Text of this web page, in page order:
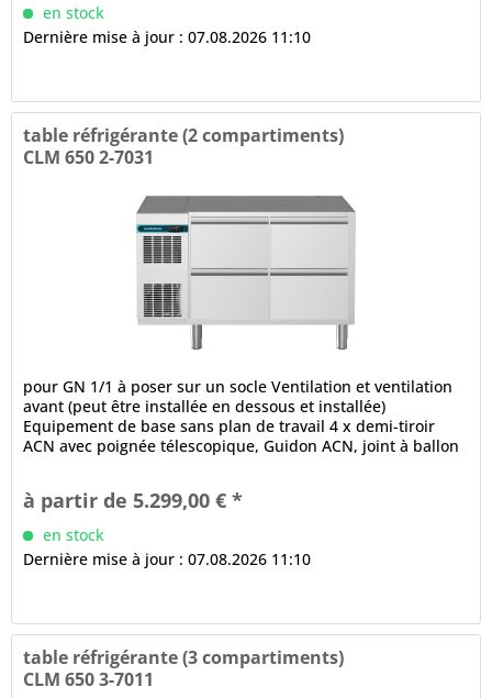
en stock
Dernière mise à jour : 07.08.2026 11:10
table réfrigérante (2 compartiments)
CLM 650 2-7031
pour GN 1/1 à poser sur un socle Ventilation et ventilation
avant (peut être installée en dessous et installée)
Equipement de base sans plan de travail 4 x demi-tiroir
ACN avec poignée télescopique, Guidon ACN, joint à ballon
à partir de 5.299,00 € *
en stock
Dernière mise à jour : 07.08.2026 11:10
table réfrigérante (3 compartiments)
CLM 650 3-7011